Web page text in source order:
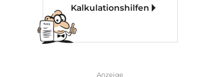
Kalkulationshilfen
Anzeige